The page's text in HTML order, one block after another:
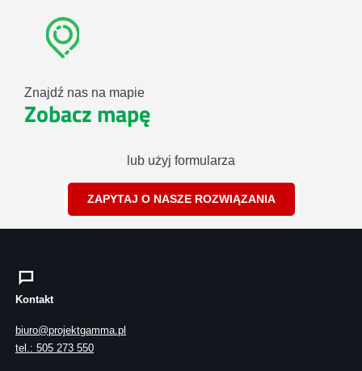
Znajdź nas na mapie
Zobacz mapę
lub użyj formularza
ZAPYTAJ O NASZE ROZWIĄZANIA
Kontakt
biuro@projektgamma.pl
tel.: 505 273 550